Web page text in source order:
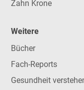
Zahn Krone
Weitere
Bücher
Fach-Reports
Gesundheit